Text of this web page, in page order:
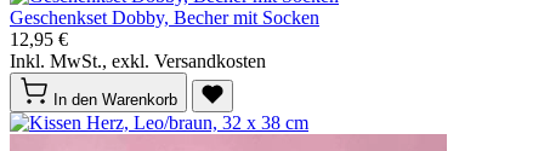
Geschenkset Dobby, Becher mit Socken
12,95 €
Inkl. MwSt., exkl. Versandkosten
In den Warenkorb